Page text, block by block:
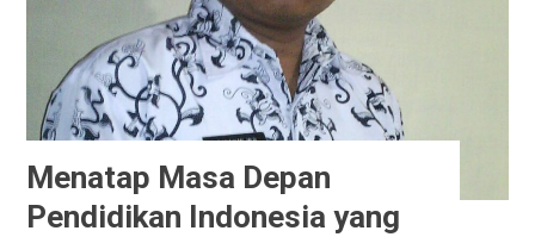
Menatap Masa Depan
Pendidikan Indonesia yang